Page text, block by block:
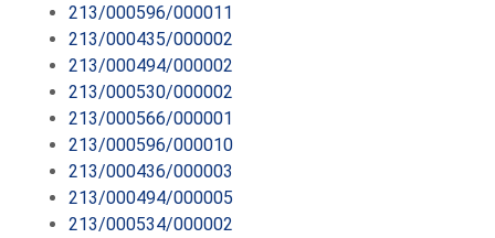
213/000596/000011
213/000435/000002
213/000494/000002
213/000530/000002
213/000566/000001
213/000596/000010
213/000436/000003
213/000494/000005
213/000534/000002